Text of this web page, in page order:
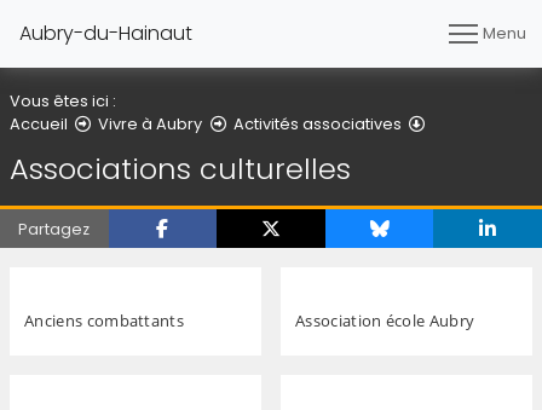
Aubry-du-Hainaut Menu
Vous êtes ici :
Accueil
Vivre à Aubry Activités associatives
Associations culturelles
Partagez
Anciens combattants Association école Aubry